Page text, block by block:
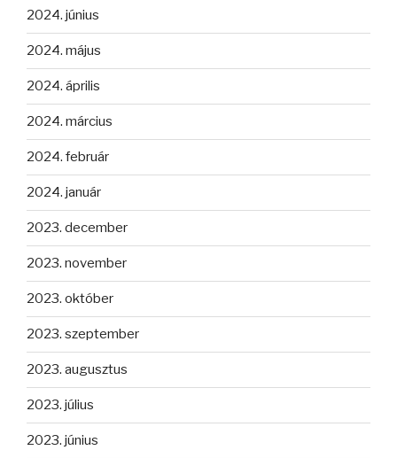
2024. június
2024. május
2024. április
2024. március
2024. február
2024. január
2023. december
2023. november
2023. október
2023. szeptember
2023. augusztus
2023. július
2023. június